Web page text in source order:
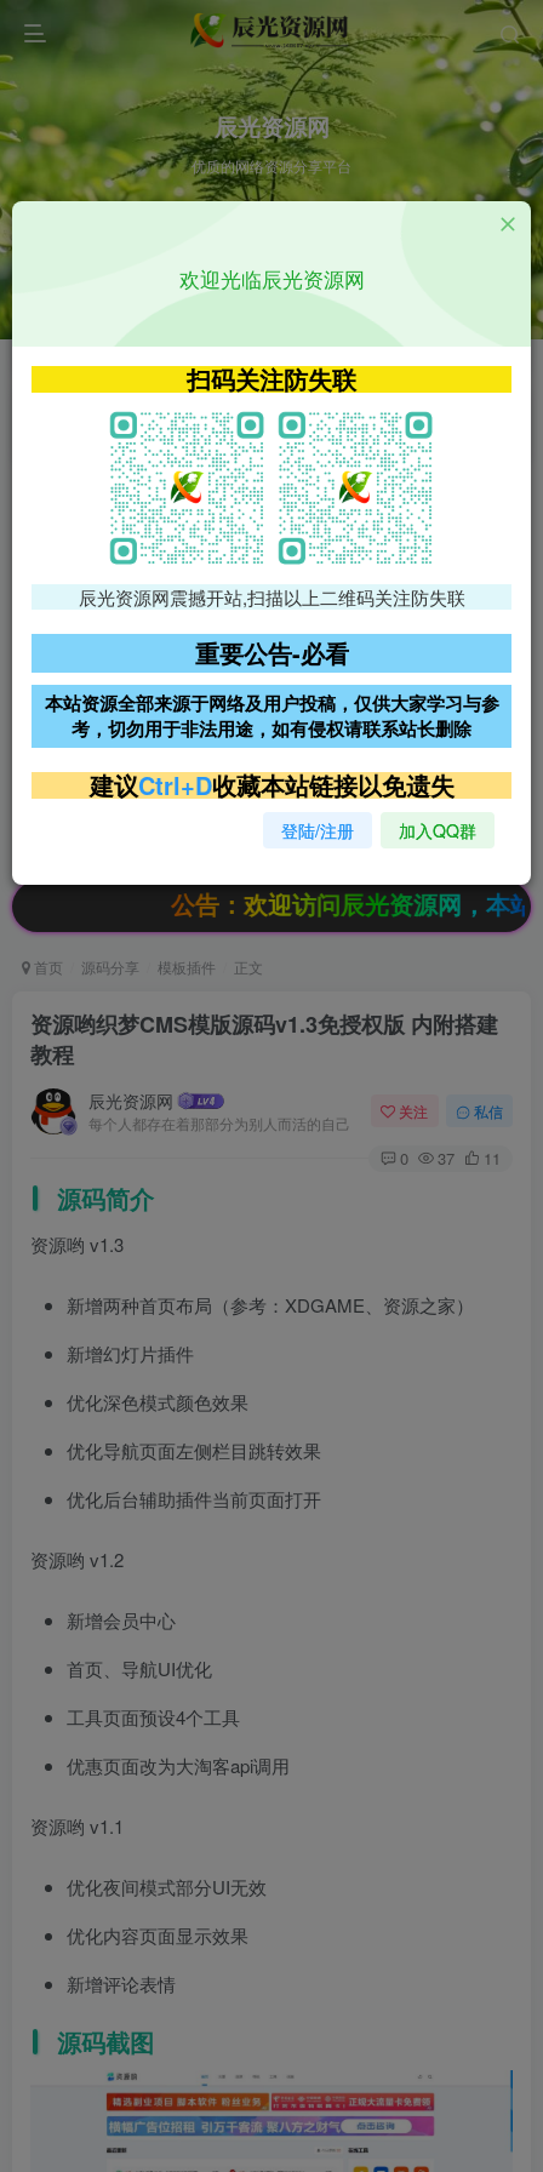
辰光资源网
优质的网络资源分享平台
VIP特权介绍 APP源码
VIP特权介绍
火
VIP特权介绍
影视源码
影视源码
免费领支付宝红包
腾讯轻量4核4G3M服务器38元/
阿里云2核2G200M服务器68元/
年
雨云高防免备案服务器
超低价文字广告位招租 超低价文字广告位招租
超低价文字广告位招租
公告：欢迎访问辰光资源网，本站会员
首页 源码分享 模板插件 正文
资源哟织梦CMS模版源码v1.3免授权版 内附搭建
教程
辰光资源网
每个人都存在着那部分为别人而活的自己
关注 私信
0 37 11
源码简介
资源哟 v1.3
新增两种首页布局（参考：XDGAME、资源之家）
新增幻灯片插件
优化深色模式颜色效果
优化导航页面左侧栏目跳转效果
优化后台辅助插件当前页面打开
资源哟 v1.2
新增会员中心
首页、导航UI优化
工具页面预设4个工具
优惠页面改为大淘客api调用
资源哟 v1.1
优化夜间模式部分UI无效
优化内容页面显示效果
新增评论表情
源码截图
欢迎光临辰光资源网
扫码关注防失联
辰光资源网震撼开站,扫描以上二维码关注防失联
重要公告-必看
本站资源全部来源于网络及用户投稿，仅供大家学习与参
考，切勿用于非法用途，如有侵权请联系站长删除
建议Ctrl+D收藏本站链接以免遗失
登陆/注册 加入QQ群